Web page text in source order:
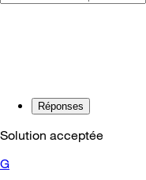
Réponses
Solution acceptée
G